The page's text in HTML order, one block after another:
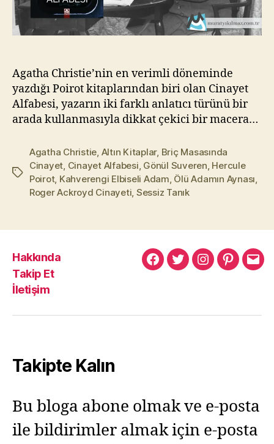
Agatha Christie’nin en verimli döneminde
yazdığı Poirot kitaplarından biri olan Cinayet
Alfabesi, yazarın iki farklı anlatıcı türünü bir
arada kullanmasıyla dikkat çekici bir macera…
Etiketler
Agatha Christie, Altın Kitaplar, Briç Masasında
Cinayet, Cinayet Alfabesi, Gönül Suveren, Hercule
Poirot, Kahverengi Elbiseli Adam, Ölü Adamın Aynası,
Roger Ackroyd Cinayeti, Sessiz Tanık
Hakkında
Takip Et
İletişim
MuratMuratMuratPinterest
Takipte Kalın
Bu bloga abone olmak ve e-posta
ile bildirimler almak için e-posta